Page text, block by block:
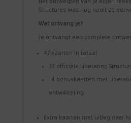
Het ontwerpen van je eigen
Structures was nog nooit zo
Wat ontvang je?
Je ontvangt een complete
47 kaarten in totaal
33 officiële Liberating
14 bonuskaarten met
ontwikkeling
Extra kaarten met uitleg over